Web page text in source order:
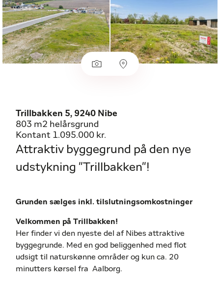
Trillbakken 5, 9240 Nibe
803 m2 helårsgrund
Kontant 1.095.000 kr.
Attraktiv byggegrund på den nye
udstykning "Trillbakken"!
Grunden sælges inkl. tilslutningsomkostninger
Velkommen på Trillbakken!
Her finder vi den nyeste del af Nibes attraktive
byggegrunde. Med en god beliggenhed med flot
udsigt til naturskønne områder og kun ca. 20
minutters kørsel fra Aalborg.